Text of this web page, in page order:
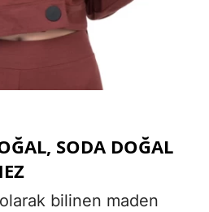
SODA DOĞAL
bilinen maden